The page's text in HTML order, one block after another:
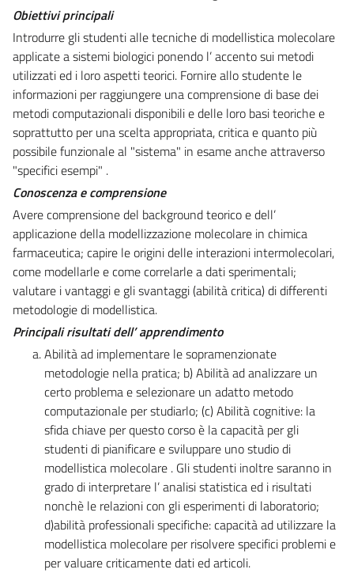
Obiettivi principali
Introdurre gli studenti alle tecniche di modellistica molecolare
applicate a sistemi biologici ponendo l’ accento sui metodi
utilizzati ed i loro aspetti teorici. Fornire allo studente le
informazioni per raggiungere una comprensione di base dei
metodi computazionali disponibili e delle loro basi teoriche e
soprattutto per una scelta appropriata, critica e quanto più
possibile funzionale al "sistema" in esame anche attraverso
"specifici esempi" .
Conoscenza e comprensione
Avere comprensione del background teorico e dell’
applicazione della modellizzazione molecolare in chimica
farmaceutica; capire le origini delle interazioni intermolecolari,
come modellarle e come correlarle a dati sperimentali;
valutare i vantaggi e gli svantaggi (abilità critica) di differenti
metodologie di modellistica.
Principali risultati dell’ apprendimento
Abilità ad implementare le sopramenzionate
metodologie nella pratica; b) Abilità ad analizzare un
certo problema e selezionare un adatto metodo
computazionale per studiarlo; (c) Abilità cognitive: la
sfida chiave per questo corso è la capacità per gli
studenti di pianificare e sviluppare uno studio di
modellistica molecolare . Gli studenti inoltre saranno in
grado di interpretare l’ analisi statistica ed i risultati
nonchè le relazioni con gli esperimenti di laboratorio;
d)abilità professionali specifiche: capacità ad utilizzare la
modellistica molecolare per risolvere specifici problemi e
per valuare criticamente dati ed articoli.